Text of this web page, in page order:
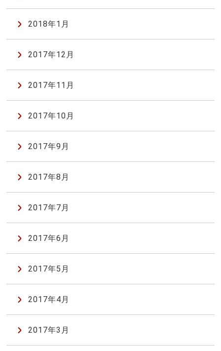
2018年1月
2017年12月
2017年11月
2017年10月
2017年9月
2017年8月
2017年7月
2017年6月
2017年5月
2017年4月
2017年3月